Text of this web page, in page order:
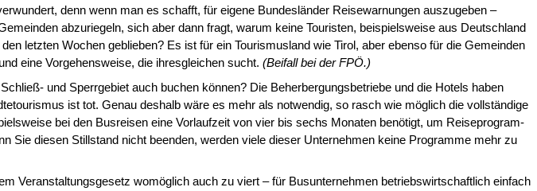
denn wenn man es schafft, für ei­gene Bundesländer Reisewarnungen auszugeben –
abzurie­geln, sich aber dann fragt, warum keine Touristen, beispielsweise aus Deutschland
letzten Wochen geblieben? Es ist für ein Tourismusland wie Tirol, aber ebenso für die Gemeinden
eine Vorgehensweise, die ihresgleichen sucht. (Beifall bei der FPÖ.)
und Sperrgebiet auch buchen können? Die Beherbergungsbe­triebe und die Hotels haben
ist tot. Genau deshalb wäre es mehr als notwendig, so rasch wie möglich die vollständige
bei den Busreisen eine Vorlaufzeit von vier bis sechs Monaten benötigt, um Reiseprogram­
Sie diesen Stillstand nicht beenden, werden viele dieser Unternehmen keine Programme mehr zu
Veranstaltungsgesetz womöglich auch zu viert – für Busunternehmen betriebswirtschaftlich einfach